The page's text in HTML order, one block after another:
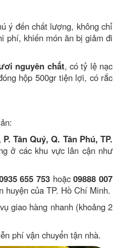
ý đến chất lượng, không chỉ
phí, khiến món ăn bị giảm đi
nguyên chất, có tỷ lệ nạc
hộp 500gr tiện lợi, có rắc
Tân Quý, Q. Tân Phú, TP.
ở các khu vực lân cận như
655 753hoặc09888 007
huyện của TP. Hồ Chí Minh.
giao hàng nhanh (khoảng 2
phí vận chuyển tận nhà.